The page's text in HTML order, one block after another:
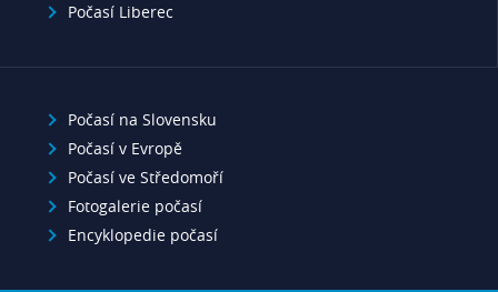
Počasí Liberec
Počasí na Slovensku
Počasí v Evropě
Počasí ve Středomoří
Fotogalerie počasí
Encyklopedie počasí